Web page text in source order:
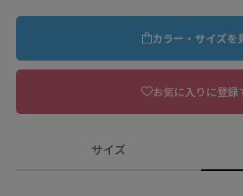
カラー・サイズを
お気に入りに登録
サイズ